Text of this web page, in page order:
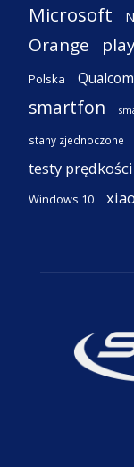
Microsoft
Orange play
Polska
smartfon
stany zjednoczone
testy prędkości
Windows 10